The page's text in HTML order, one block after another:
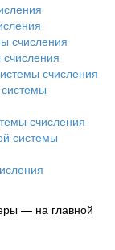
счисления
счисления
счисления
системы
— на главной